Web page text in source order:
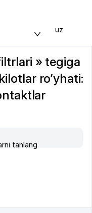
uz
» tegiga
ro’yhati:
tanlang